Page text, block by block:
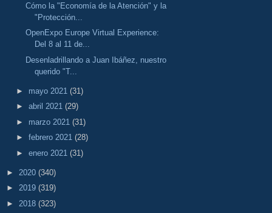
Cómo la "Economía de la Atención" y la
"Protección...
OpenExpo Europe Virtual Experience:
Del 8 al 11 de...
Desenladrillando a Juan Ibáñez, nuestro
querido "T...
► mayo 2021 (31)
► abril 2021 (29)
► marzo 2021 (31)
► febrero 2021 (28)
► enero 2021 (31)
► 2020 (340)
► 2019 (319)
► 2018 (323)